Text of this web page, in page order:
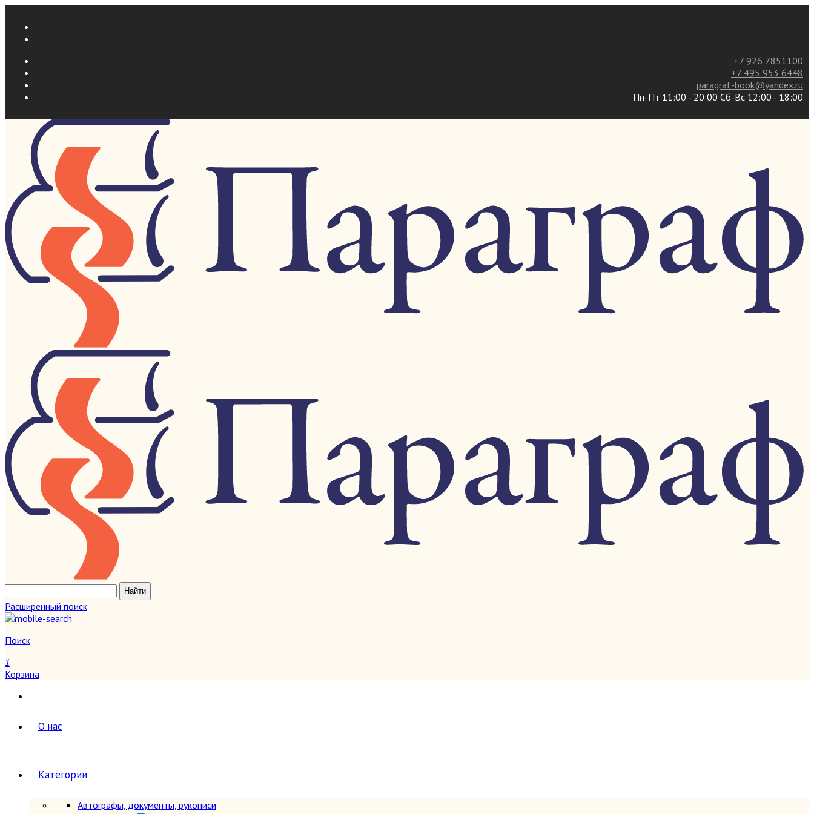
+7 926 7851100
+7 495 953 6448
paragraf-book@yandex.ru
Пн-Пт 11:00 - 20:00 Сб-Вс 12:00 - 18:00
Расширенный поиск
Поиск
1
Корзина
О нас
Категории
Автографы, документы, рукописи